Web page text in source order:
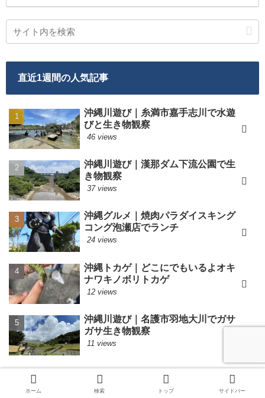
直近1週間の人気記事
沖縄川遊び｜糸満市嘉手志川で水遊
びと生き物観察
46 views
沖縄川遊び｜漢那ダム下流公園で生
き物観察
37 views
沖縄グルメ｜焼肉パラダイスキング
コング泡瀬店でランチ
24 views
沖縄トカゲ｜どこにでもいるよオキ
ナワキノボリトカゲ
12 views
沖縄川遊び｜名護市羽地大川でガサ
ガサ生き物観察
11 views
カテゴリー
ホーム 検索 トップ サイドバー